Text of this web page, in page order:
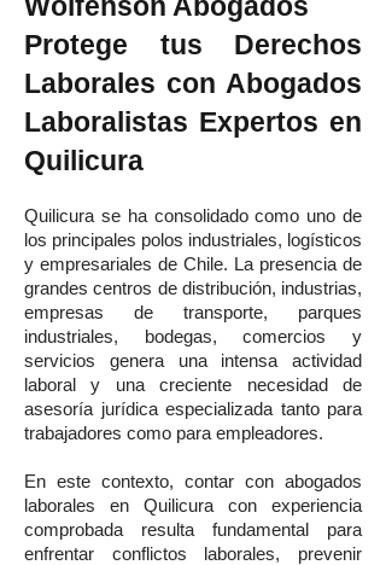
Protege tus Derechos
Laborales con Abogados
Laboralistas Expertos en
Quilicura
Quilicura se ha consolidado como uno de
los principales polos industriales, logísticos
y empresariales de Chile. La presencia de
grandes centros de distribución, industrias,
empresas de transporte, parques
industriales, bodegas, comercios y
servicios genera una intensa actividad
laboral y una creciente necesidad de
asesoría jurídica especializada tanto para
trabajadores como para empleadores.
En este contexto, contar con abogados
laborales en Quilicura con experiencia
comprobada resulta fundamental para
enfrentar conflictos laborales, prevenir